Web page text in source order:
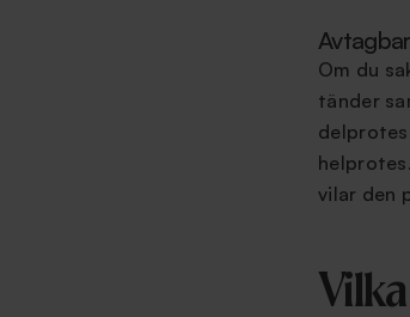
Om du
tänder
vilar den